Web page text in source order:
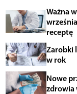
Ważna
receptę
Zarobki
w rok
Nowe
zdrowia